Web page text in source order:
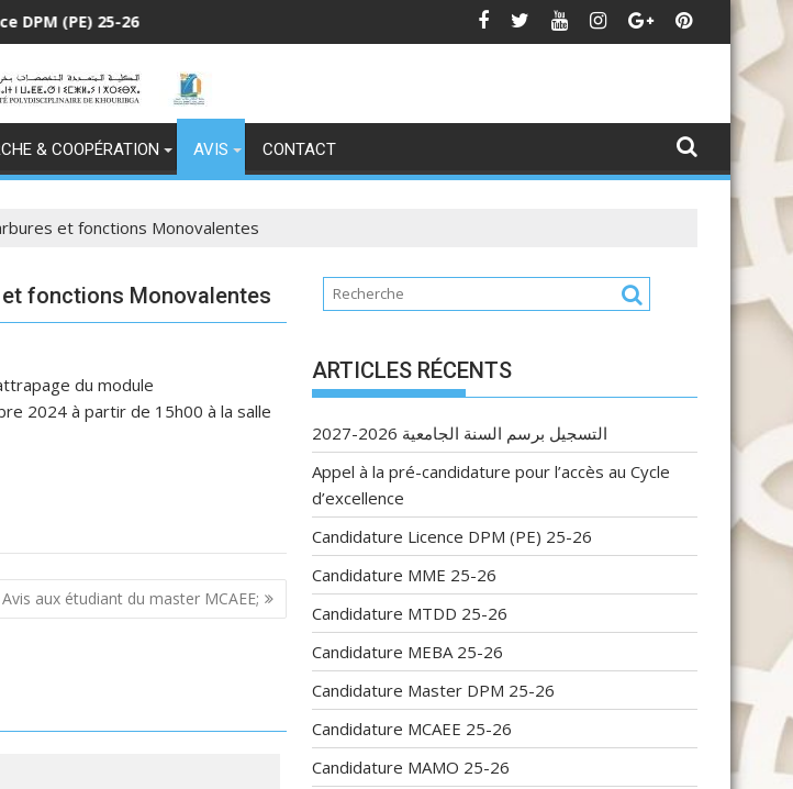
25-26
& COOPÉRATION AVIS CONTACT
et fonctions Monovalentes
fonctions Monovalentes
du module
2024 à partir de 15h00 à la salle
Avis aux étudiant du master MCAEE;
ARTICLES RÉCENTS
التسجيل برسم السنة الجامعية 2026-2027
Appel à la pré-candidature pour l’accès au Cycle
d’excellence
Candidature Licence DPM (PE) 25-26
Candidature MME 25-26
Candidature MTDD 25-26
Candidature MEBA 25-26
Candidature Master DPM 25-26
Candidature MCAEE 25-26
Candidature MAMO 25-26